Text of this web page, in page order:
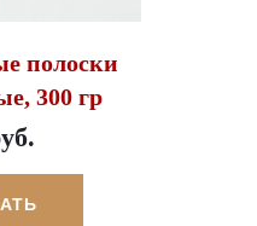
полоски
300 гр